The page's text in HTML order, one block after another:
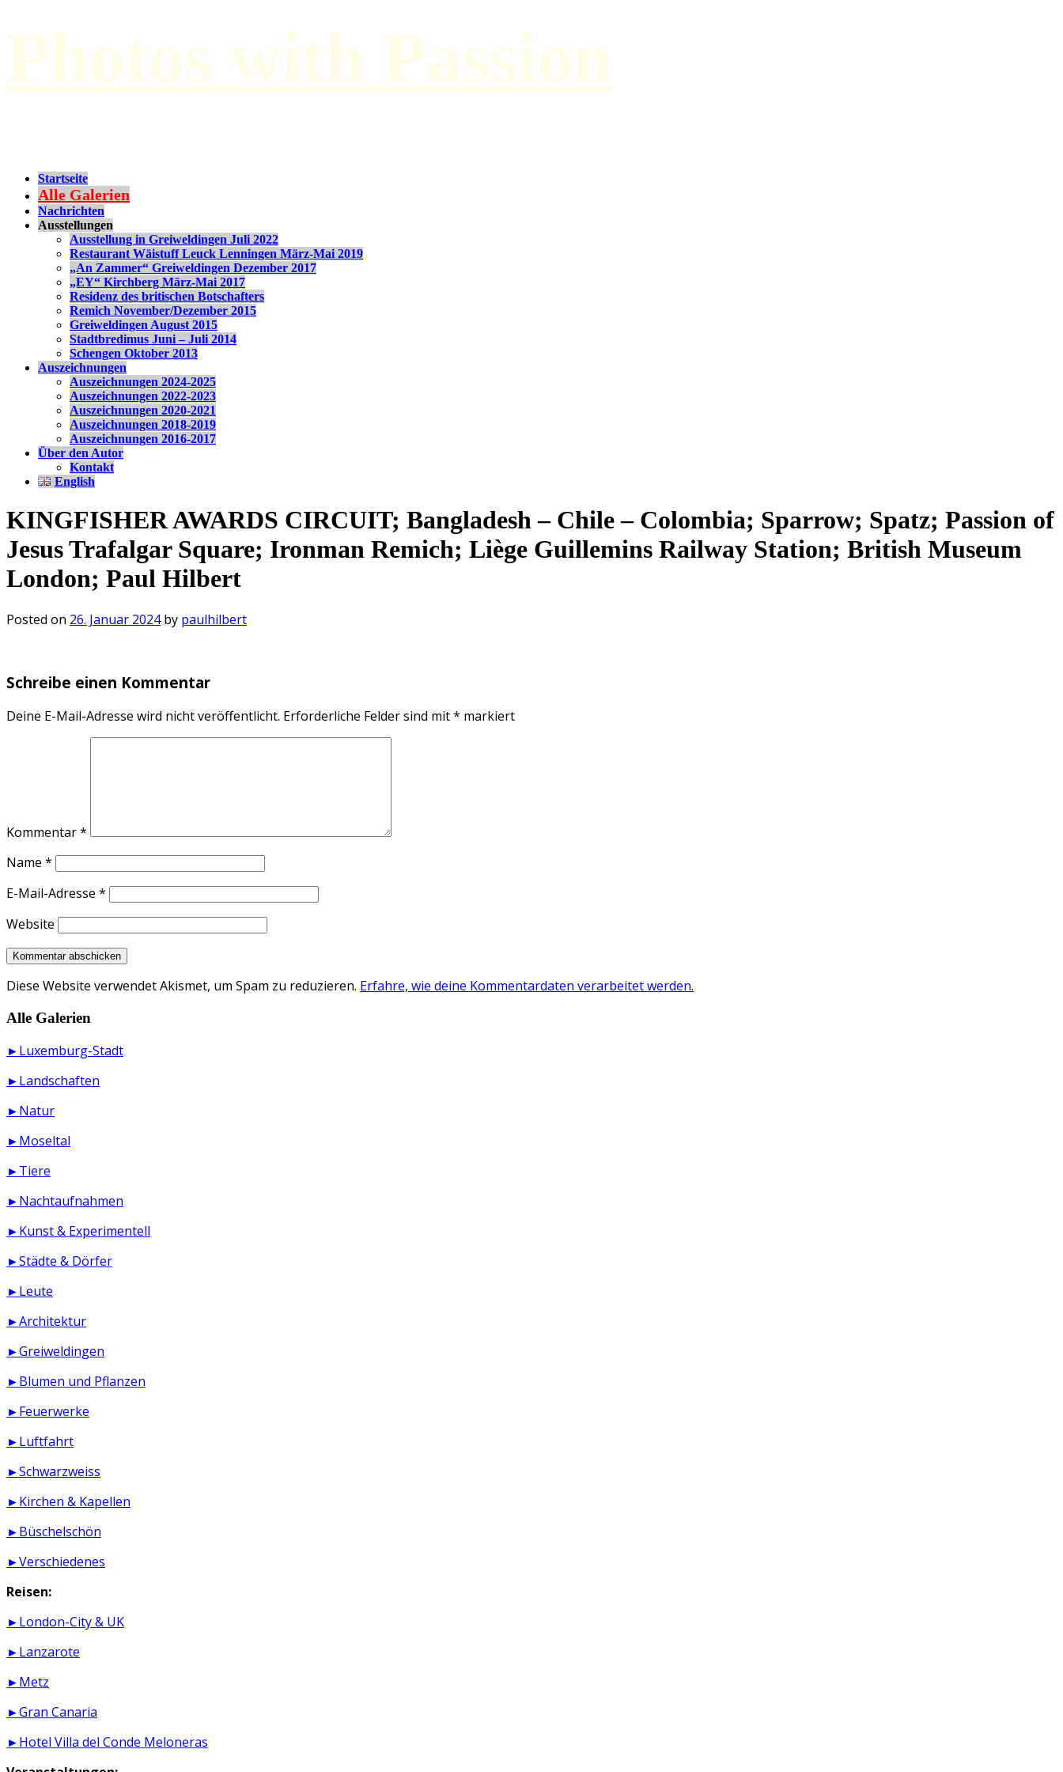
Photos with Passion
Startseite
Alle Galerien
Nachrichten
Ausstellungen
Ausstellung in Greiweldingen Juli 2022
Restaurant Wäistuff Leuck Lenningen März-Mai 2019
„An Zammer“ Greiweldingen Dezember 2017
„EY“ Kirchberg März-Mai 2017
Residenz des britischen Botschafters
Remich November/Dezember 2015
Greiweldingen August 2015
Stadtbredimus Juni – Juli 2014
Schengen Oktober 2013
Auszeichnungen
Auszeichnungen 2024-2025
Auszeichnungen 2022-2023
Auszeichnungen 2020-2021
Auszeichnungen 2018-2019
Auszeichnungen 2016-2017
Über den Autor
Kontakt
English
KINGFISHER AWARDS CIRCUIT; Bangladesh – Chile – Colombia; Sparrow; Spatz; Passion of
Jesus Trafalgar Square; Ironman Remich; Liège Guillemins Railway Station; British Museum
London; Paul Hilbert
Posted on 26. Januar 2024by paulhilbert
Schreibe einen Kommentar
Deine E-Mail-Adresse wird nicht veröffentlicht. Erforderliche Felder sind mit* markiert
Kommentar*
Name *
E-Mail-Adresse *
Website
Diese Website verwendet Akismet, um Spam zu reduzieren. Erfahre, wie deine Kommentardaten verarbeitet werden.
Alle Galerien
►Luxemburg-Stadt
►Landschaften
►Natur
►Moseltal
►Tiere
►Nachtaufnahmen
►Kunst & Experimentell
►Städte & Dörfer
►Leute
►Architektur
►Greiweldingen
►Blumen und Pflanzen
►Feuerwerke
►Luftfahrt
►Schwarzweiss
►Kirchen & Kapellen
►Büschelschön
►Verschiedenes
Reisen:
►London-City & UK
►Lanzarote
►Metz
►Gran Canaria
►Hotel Villa del Conde Meloneras